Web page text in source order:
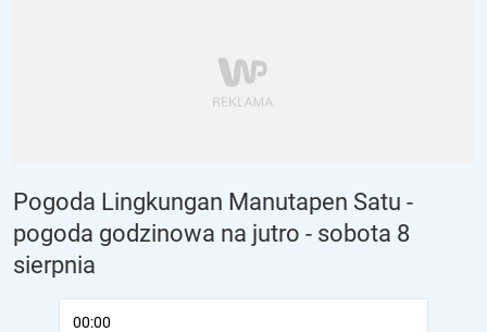
Pogoda Lingkungan Manutapen Satu -
pogoda godzinowa na jutro - sobota 8
sierpnia
00:00